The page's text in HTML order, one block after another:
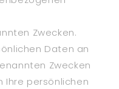
Zwecken.
Daten an
Zwecken
Ihre persönlichen